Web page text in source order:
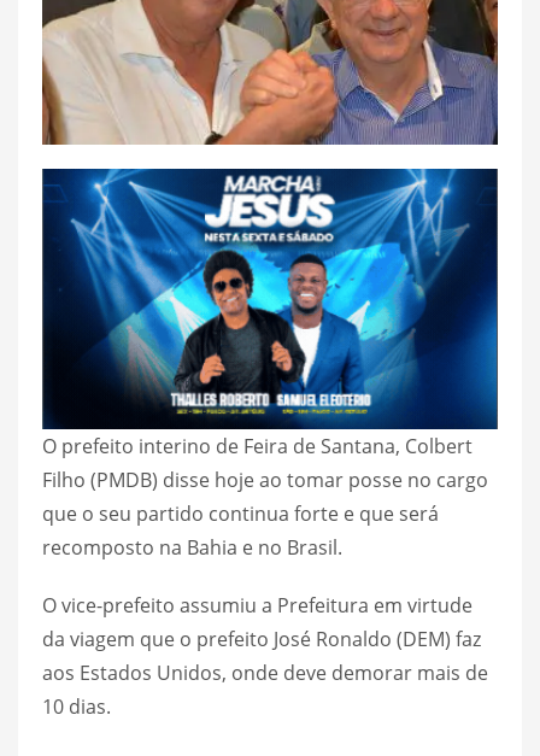
O prefeito interino de Feira de Santana, Colbert
Filho (PMDB) disse hoje ao tomar posse no cargo
que o seu partido continua forte e que será
recomposto na Bahia e no Brasil.
O vice-prefeito assumiu a Prefeitura em virtude
da viagem que o prefeito José Ronaldo (DEM) faz
aos Estados Unidos, onde deve demorar mais de
10 dias.